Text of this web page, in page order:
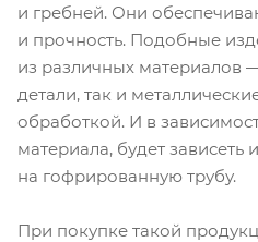
и гребней. Они
и прочность. Подобные
из различных материалов
детали, так и
обработкой. И в
материала, будет зависеть
на гофрированную трубу.
При покупке такой